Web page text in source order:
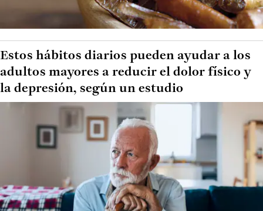
Estos hábitos diarios pueden ayudar a los
adultos mayores a reducir el dolor físico y
la depresión, según un estudio